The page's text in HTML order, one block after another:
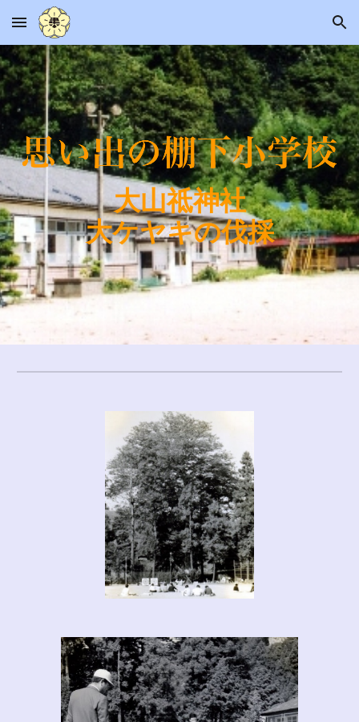
Skip to main content Skip to navigation
大山祗神社
大ケヤキの伐採